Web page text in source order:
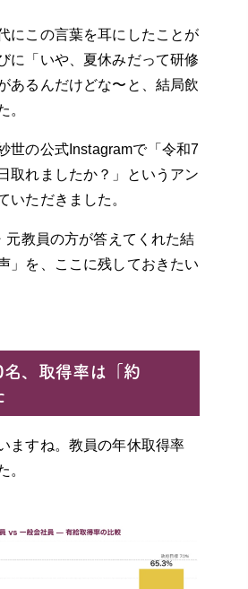
にこの言葉を耳にしたことが
に「いや、夏休みだって研修
るんだけどな〜と、結局飲
。
世の公式Instagramで「令和7
取れましたか？」というアン
いただきました。
元教員の方が答えてくれた結
」を、ここに残しておきたい
、取得率は「約
ますね。教員の年休取得率
。